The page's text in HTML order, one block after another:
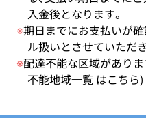
入金後となります。
※期日までにお支払いが
ル扱いとさせていただ
※配達不能な区域があり
不能地域一覧 はこちら)